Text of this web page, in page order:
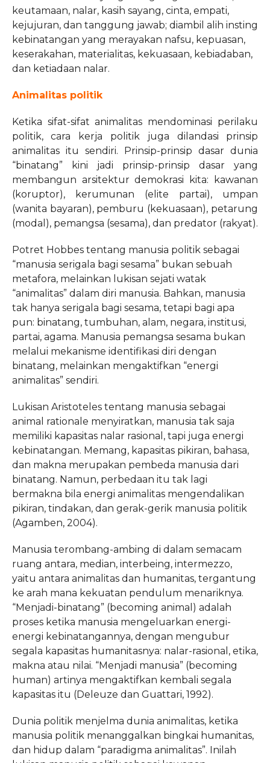
keutamaan, nalar, kasih sayang, cinta, empati,
kejujuran, dan tanggung jawab; diambil alih insting
kebinatangan yang merayakan nafsu, kepuasan,
keserakahan, materialitas, kekuasaan, kebiadaban,
dan ketiadaan nalar.
Animalitas politik
Ketika sifat-sifat animalitas mendominasi perilaku
politik, cara kerja politik juga dilandasi prinsip
animalitas itu sendiri. Prinsip-prinsip dasar dunia
“binatang” kini jadi prinsip-prinsip dasar yang
membangun arsitektur demokrasi kita: kawanan
(koruptor), kerumunan (elite partai), umpan
(wanita bayaran), pemburu (kekuasaan), petarung
(modal), pemangsa (sesama), dan predator (rakyat).
Potret Hobbes tentang manusia politik sebagai
“manusia serigala bagi sesama” bukan sebuah
metafora, melainkan lukisan sejati watak
“animalitas” dalam diri manusia. Bahkan, manusia
tak hanya serigala bagi sesama, tetapi bagi apa
pun: binatang, tumbuhan, alam, negara, institusi,
partai, agama. Manusia pemangsa sesama bukan
melalui mekanisme identifikasi diri dengan
binatang, melainkan mengaktifkan “energi
animalitas” sendiri.
Lukisan Aristoteles tentang manusia sebagai
animal rationale menyiratkan, manusia tak saja
memiliki kapasitas nalar rasional, tapi juga energi
kebinatangan. Memang, kapasitas pikiran, bahasa,
dan makna merupakan pembeda manusia dari
binatang. Namun, perbedaan itu tak lagi
bermakna bila energi animalitas mengendalikan
pikiran, tindakan, dan gerak-gerik manusia politik
(Agamben, 2004).
Manusia terombang-ambing di dalam semacam
ruang antara, median, interbeing, intermezzo,
yaitu antara animalitas dan humanitas, tergantung
ke arah mana kekuatan pendulum menariknya.
“Menjadi-binatang” (becoming animal) adalah
proses ketika manusia mengeluarkan energi-
energi kebinatangannya, dengan mengubur
segala kapasitas humanitasnya: nalar-rasional, etika,
makna atau nilai. “Menjadi manusia” (becoming
human) artinya mengaktifkan kembali segala
kapasitas itu (Deleuze dan Guattari, 1992).
Dunia politik menjelma dunia animalitas, ketika
manusia politik menanggalkan bingkai humanitas,
dan hidup dalam “paradigma animalitas”. Inilah